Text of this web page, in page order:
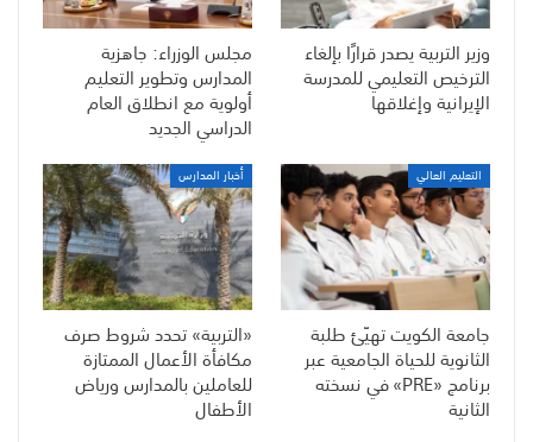
وزير التربية يصدر قرارًا بإلغاء
الترخيص التعليمي للمدرسة
الإيرانية وإغلاقها
مجلس الوزراء: جاهزية
المدارس وتطوير التعليم
أولوية مع انطلاق العام
الدراسي الجديد
التعليم العالي
جامعة الكويت تهيّئ طلبة
الثانوية للحياة الجامعية عبر
برنامج «PRE» في نسخته
الثانية
أخبار المدارس
«التربية» تحدد شروط صرف
مكافأة الأعمال الممتازة
للعاملين بالمدارس ورياض
الأطفال